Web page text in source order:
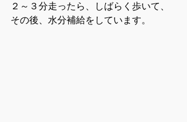
２～３分走ったら、しばらく歩いて、
その後、水分補給をしています。